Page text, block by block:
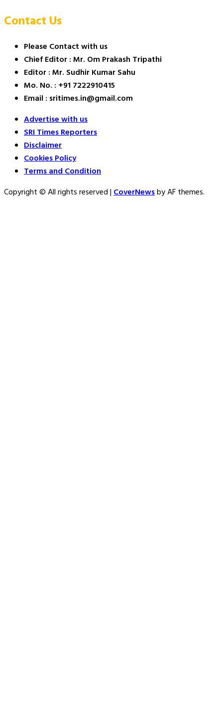
Contact Us
Please Contact with us
Chief Editor : Mr. Om Prakash Tripathi
Editor : Mr. Sudhir Kumar Sahu
Mo. No. : +91 7222910415
Email : sritimes.in@gmail.com
Advertise with us
SRI Times Reporters
Disclaimer
Cookies Policy
Terms and Condition
Copyright © All rights reserved|CoverNewsby AF themes.